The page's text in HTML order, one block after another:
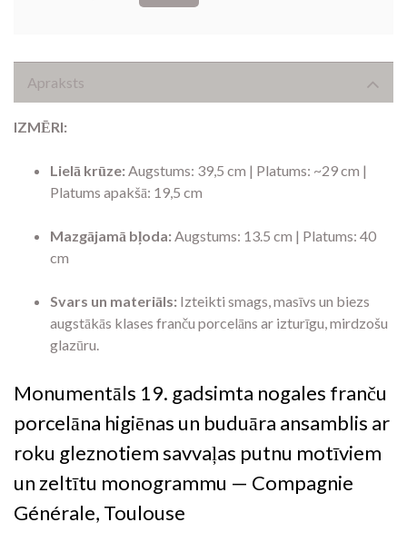
Apraksts
IZMĒRI:
Lielā krūze:Augstums: 39,5 cm | Platums: ~29 cm |
Platums apakšā: 19,5 cm
Mazgājamā bļoda:Augstums: 13.5 cm | Platums: 40
cm
Svars un materiāls: Izteikti smags,masīvs un biezs
augstākās klases franču porcelāns ar izturīgu,mirdzošu
glazūru.
Monumentāls 19. gadsimta nogales franču
porcelāna higiēnas un buduāra ansamblis ar
roku gleznotiem savvaļas putnu motīviem
un zeltītu monogrammu — Compagnie
Générale, Toulouse